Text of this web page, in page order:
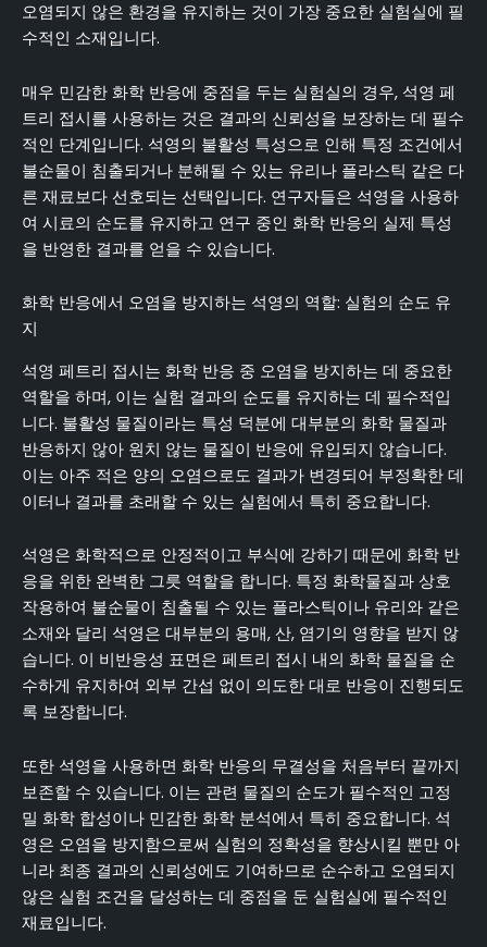
오염되지 않은 환경을 유지하는 것이 가장 중요한 실험실에 필
수적인 소재입니다.
매우 민감한 화학 반응에 중점을 두는 실험실의 경우, 석영 페
트리 접시를 사용하는 것은 결과의 신뢰성을 보장하는 데 필수
적인 단계입니다. 석영의 불활성 특성으로 인해 특정 조건에서
불순물이 침출되거나 분해될 수 있는 유리나 플라스틱 같은 다
른 재료보다 선호되는 선택입니다. 연구자들은 석영을 사용하
여 시료의 순도를 유지하고 연구 중인 화학 반응의 실제 특성
을 반영한 결과를 얻을 수 있습니다.
화학 반응에서 오염을 방지하는 석영의 역할: 실험의 순도 유
지
석영 페트리 접시는 화학 반응 중 오염을 방지하는 데 중요한
역할을 하며, 이는 실험 결과의 순도를 유지하는 데 필수적입
니다. 불활성 물질이라는 특성 덕분에 대부분의 화학 물질과
반응하지 않아 원치 않는 물질이 반응에 유입되지 않습니다.
이는 아주 적은 양의 오염으로도 결과가 변경되어 부정확한 데
이터나 결과를 초래할 수 있는 실험에서 특히 중요합니다.
석영은 화학적으로 안정적이고 부식에 강하기 때문에 화학 반
응을 위한 완벽한 그릇 역할을 합니다. 특정 화학물질과 상호
작용하여 불순물이 침출될 수 있는 플라스틱이나 유리와 같은
소재와 달리 석영은 대부분의 용매, 산, 염기의 영향을 받지 않
습니다. 이 비반응성 표면은 페트리 접시 내의 화학 물질을 순
수하게 유지하여 외부 간섭 없이 의도한 대로 반응이 진행되도
록 보장합니다.
또한 석영을 사용하면 화학 반응의 무결성을 처음부터 끝까지
보존할 수 있습니다. 이는 관련 물질의 순도가 필수적인 고정
밀 화학 합성이나 민감한 화학 분석에서 특히 중요합니다. 석
영은 오염을 방지함으로써 실험의 정확성을 향상시킬 뿐만 아
니라 최종 결과의 신뢰성에도 기여하므로 순수하고 오염되지
않은 실험 조건을 달성하는 데 중점을 둔 실험실에 필수적인
재료입니다.